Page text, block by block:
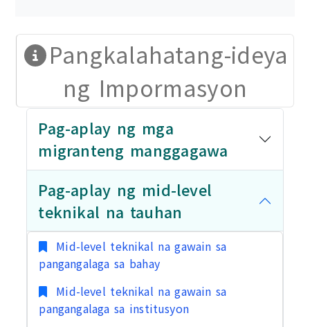
Pangkalahatang-ideya
ng Impormasyon
Pag-aplay ng mga
migranteng manggagawa
Pag-aplay ng mid-level
teknikal na tauhan
Mid-level teknikal na gawain sa
pangangalaga sa bahay
Mid-level teknikal na gawain sa
pangangalaga sa institusyon